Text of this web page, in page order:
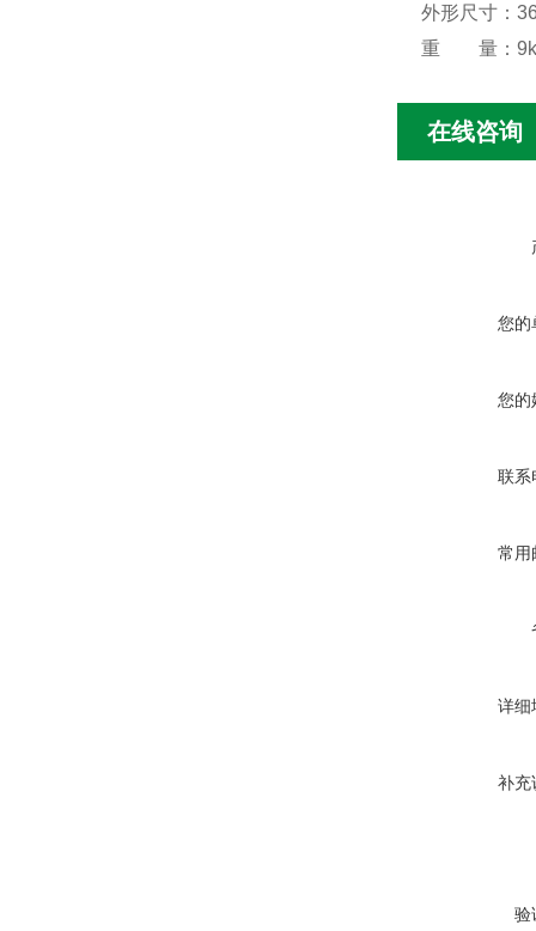
外形尺寸：
重 量：
在线咨询
您的
您的
联系
常用
详细
补充
验